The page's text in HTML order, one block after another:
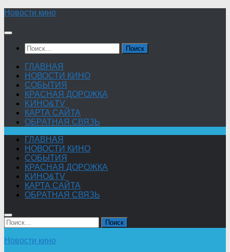
Skip
content
Новости кино
Найти:
ГЛАВНАЯ
НОВОСТИ КИНО
СОБЫТИЯ
КРАСНАЯ ДОРОЖКА
KИНО&TV
КАРТА САЙТА
ОБРАТНАЯ СВЯЗЬ
ГЛАВНАЯ
НОВОСТИ КИНО
СОБЫТИЯ
КРАСНАЯ ДОРОЖКА
KИНО&TV
КАРТА САЙТА
ОБРАТНАЯ СВЯЗЬ
Найти:
Новости кино